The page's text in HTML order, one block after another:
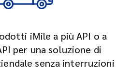
iMile a più API o a
per una soluzione di
senza interruzioni